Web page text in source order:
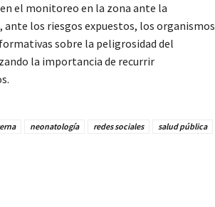
el monitoreo en la zona ante la
ante los riesgos expuestos, los organismos
sobre la peligrosidad del
la importancia de recurrir
neonatología redes sociales salud pública